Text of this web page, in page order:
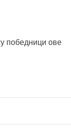
победници ове